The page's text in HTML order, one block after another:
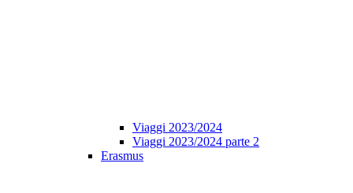
Viaggi 2023/2024
Viaggi 2023/2024 parte 2
Erasmus